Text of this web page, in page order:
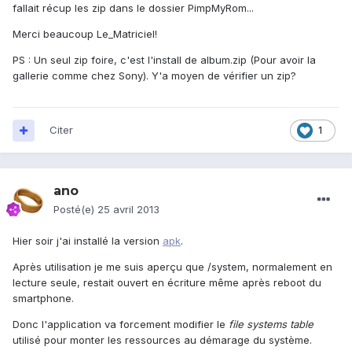
fallait récup les zip dans le dossier PimpMyRom...
Merci beaucoup Le_Matriciel!
PS : Un seul zip foire, c'est l'install de album.zip (Pour avoir la
gallerie comme chez Sony). Y'a moyen de vérifier un zip?
1
Citer
ano
Posté(e) 25 avril 2013
Hier soir j'ai installé la version apk.
Après utilisation je me suis aperçu que /system, normalement en
lecture seule, restait ouvert en écriture même après reboot du
smartphone.
Donc l'application va forcement modifier le file systems table
utilisé pour monter les ressources au démarage du système.